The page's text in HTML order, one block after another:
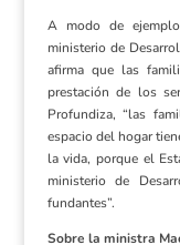
A modo de
ministerio de
afirma que las
prestación de los
Profundiza, “las
espacio del hogar
la vida, porque el
ministerio de
fundantes”.
Sobre la ministra